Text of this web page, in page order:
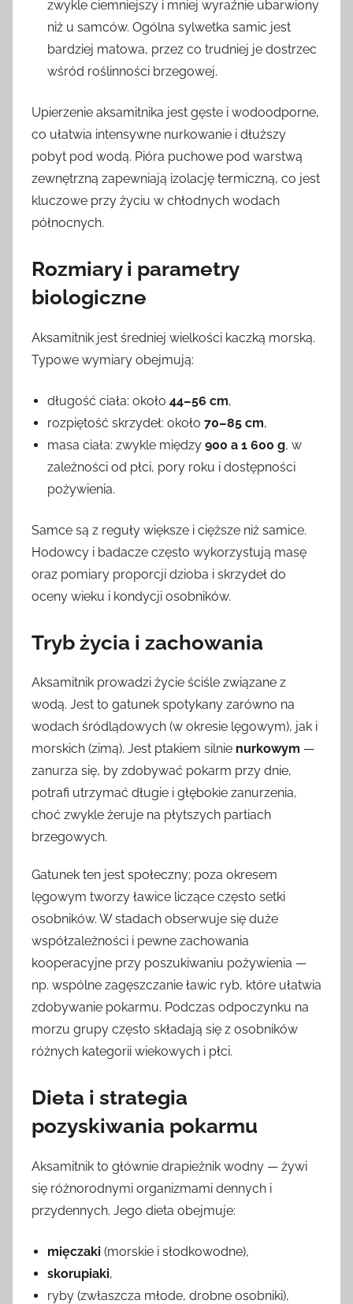
zwykle ciemniejszy i mniej wyraźnie ubarwiony
niż u samców. Ogólna sylwetka samic jest
bardziej matowa, przez co trudniej je dostrzec
wśród roślinności brzegowej.
Upierzenie aksamitnika jest gęste i wodoodporne,
co ułatwia intensywne nurkowanie i dłuższy
pobyt pod wodą. Pióra puchowe pod warstwą
zewnętrzną zapewniają izolację termiczną, co jest
kluczowe przy życiu w chłodnych wodach
północnych.
Rozmiary i parametry
biologiczne
Aksamitnik jest średniej wielkości kaczką morską.
Typowe wymiary obejmują:
długość ciała: około 44–56 cm,
rozpiętość skrzydeł: około 70–85 cm,
masa ciała: zwykle między 900 a 1 600 g, w
zależności od płci, pory roku i dostępności
pożywienia.
Samce są z reguły większe i cięższe niż samice.
Hodowcy i badacze często wykorzystują masę
oraz pomiary proporcji dzioba i skrzydeł do
oceny wieku i kondycji osobników.
Tryb życia i zachowania
Aksamitnik prowadzi życie ściśle związane z
wodą. Jest to gatunek spotykany zarówno na
wodach śródlądowych (w okresie lęgowym), jak i
morskich (zimą). Jest ptakiem silnie nurkowym —
zanurza się, by zdobywać pokarm przy dnie,
potrafi utrzymać długie i głębokie zanurzenia,
choć zwykle żeruje na płytszych partiach
brzegowych.
Gatunek ten jest społeczny; poza okresem
lęgowym tworzy ławice liczące często setki
osobników. W stadach obserwuje się duże
współzależności i pewne zachowania
kooperacyjne przy poszukiwaniu pożywienia —
np. wspólne zagęszczanie ławic ryb, które ułatwia
zdobywanie pokarmu. Podczas odpoczynku na
morzu grupy często składają się z osobników
różnych kategorii wiekowych i płci.
Dieta i strategia
pozyskiwania pokarmu
Aksamitnik to głównie drapieżnik wodny — żywi
się różnorodnymi organizmami dennych i
przydennych. Jego dieta obejmuje:
mięczaki (morskie i słodkowodne),
skorupiaki,
ryby (zwłaszcza młode, drobne osobniki),